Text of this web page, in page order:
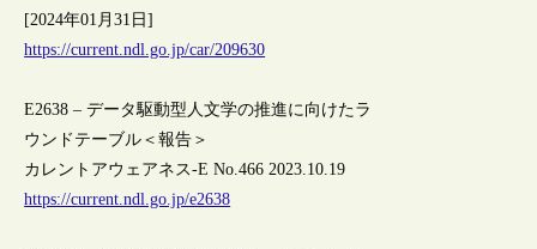
[2024年01月31日]
https://current.ndl.go.jp/car/209630
E2638 – データ駆動型人文学の推進に向けたラ
ウンドテーブル＜報告＞
カレントアウェアネス-E No.466 2023.10.19
https://current.ndl.go.jp/e2638